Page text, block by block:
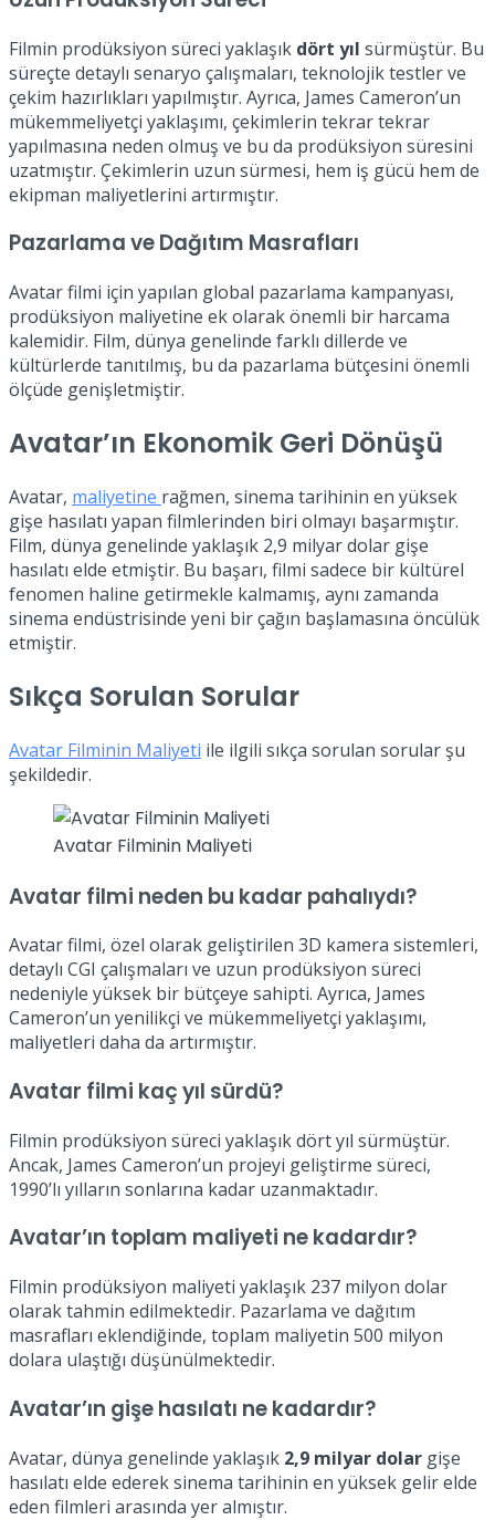
Filmin prodüksiyon süreci yaklaşık dört yıl sürmüştür. Bu
süreçte detaylı senaryo çalışmaları, teknolojik testler ve
çekim hazırlıkları yapılmıştır. Ayrıca, James Cameron’un
mükemmeliyetçi yaklaşımı, çekimlerin tekrar tekrar
yapılmasına neden olmuş ve bu da prodüksiyon süresini
uzatmıştır. Çekimlerin uzun sürmesi, hem iş gücü hem de
ekipman maliyetlerini artırmıştır.
Pazarlama ve Dağıtım Masrafları
Avatar filmi için yapılan global pazarlama kampanyası,
prodüksiyon maliyetine ek olarak önemli bir harcama
kalemidir. Film, dünya genelinde farklı dillerde ve
kültürlerde tanıtılmış, bu da pazarlama bütçesini önemli
ölçüde genişletmiştir.
Avatar’ın Ekonomik Geri Dönüşü
Avatar, maliyetine rağmen, sinema tarihinin en yüksek
gişe hasılatı yapan filmlerinden biri olmayı başarmıştır.
Film, dünya genelinde yaklaşık 2,9 milyar dolar gişe
hasılatı elde etmiştir. Bu başarı, filmi sadece bir kültürel
fenomen haline getirmekle kalmamış, aynı zamanda
sinema endüstrisinde yeni bir çağın başlamasına öncülük
etmiştir.
Sıkça Sorulan Sorular
Avatar Filminin Maliyeti ile ilgili sıkça sorulan sorular şu
şekildedir.
Avatar Filminin Maliyeti
Avatar filmi neden bu kadar pahalıydı?
Avatar filmi, özel olarak geliştirilen 3D kamera sistemleri,
detaylı CGI çalışmaları ve uzun prodüksiyon süreci
nedeniyle yüksek bir bütçeye sahipti. Ayrıca, James
Cameron’un yenilikçi ve mükemmeliyetçi yaklaşımı,
maliyetleri daha da artırmıştır.
Avatar filmi kaç yıl sürdü?
Filmin prodüksiyon süreci yaklaşık dört yıl sürmüştür.
Ancak, James Cameron’un projeyi geliştirme süreci,
1990’lı yılların sonlarına kadar uzanmaktadır.
Avatar’ın toplam maliyeti ne kadardır?
Filmin prodüksiyon maliyeti yaklaşık 237 milyon dolar
olarak tahmin edilmektedir. Pazarlama ve dağıtım
masrafları eklendiğinde, toplam maliyetin 500 milyon
dolara ulaştığı düşünülmektedir.
Avatar’ın gişe hasılatı ne kadardır?
Avatar, dünya genelinde yaklaşık 2,9 milyar dolar gişe
hasılatı elde ederek sinema tarihinin en yüksek gelir elde
eden filmleri arasında yer almıştır.